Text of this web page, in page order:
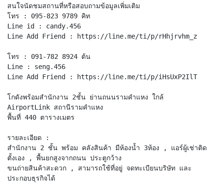
สนใจนัดชมสถานที่หรือสอบถามข้อมูลเพิ่มเติม
โทร : 095-823 9789 คิท
Line id : candy.456
Line Add Friend : https://line.me/ti/p/rHhjrvhm_z
โทร : 091-782 8924 ต้น
Line : seng.456
Line Add Friend : https://line.me/ti/p/iHsUxP2IlT
โกดังพร้อมสำนักงาน 2ชั้น ย่านถนนรามคำแหง ใกล้
AirportLink สถานีรามคำแหง
พื้นที่ 440 ตารางเมตร
รายละเอียด :
สำนักงาน 2 ชั้น พร้อม คลังสินค้า มีห้องน้ำ 3ห้อง , แอร์ผู้เช่าติด
ตั้งเอง , พื้นยกสูงจากถนน ประตูกว้าง
ขนถ่ายสินค้าสะดวก , สามารถใช้ที่อยู่ จดทะเบียนบริษัท และ
ประกอบธุรกิจได้